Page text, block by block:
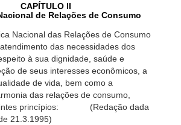
CAPÍTULO II
de Relações de Consumo
Nacional das Relações de Consumo
das necessidades dos
à sua dignidade, saúde e
de seus interesses econômicos, a
de vida, bem como a
das relações de consumo,
princípios: (Redação dada
21.3.1995)